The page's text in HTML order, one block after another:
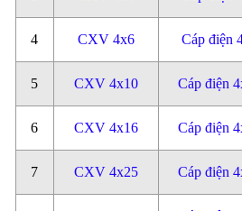
4 CXV 4x6 Cáp điện
5 CXV 4x10 Cáp điện
6 CXV 4x16 Cáp điện
7 CXV 4x25 Cáp điện